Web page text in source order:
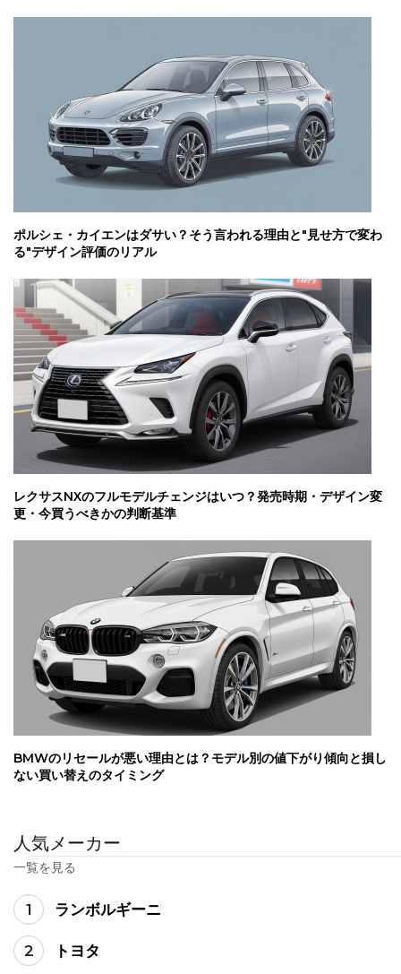
ポルシェ・カイエンはダサい？そう言われる理由と"見せ方で変わ
る"デザイン評価のリアル
レクサスNXのフルモデルチェンジはいつ？発売時期・デザイン変
更・今買うべきかの判断基準
BMWのリセールが悪い理由とは？モデル別の値下がり傾向と損し
ない買い替えのタイミング
人気メーカー
一覧を見る
1 ランボルギーニ
2 トヨタ